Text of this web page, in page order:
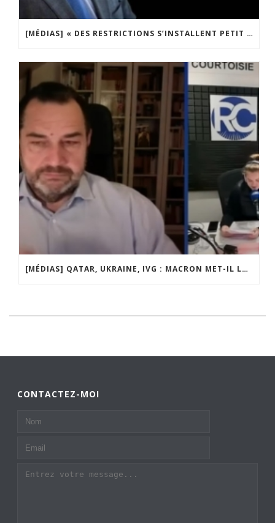
[MÉDIAS] « DES RESTRICTIONS S’INSTALLENT PETIT À PETIT DANS NOTRE PAYS » ENTRETIEN AVEC BOULEVARD VOLTAIRE
[MÉDIAS] QATAR, UKRAINE, IVG : MACRON MET-IL LA FRANCE EN DANGER ? JF POISSON INVITÉ DE LIGNE DROITE SUR RADIO COURTOISIE
CONTACTEZ-MOI